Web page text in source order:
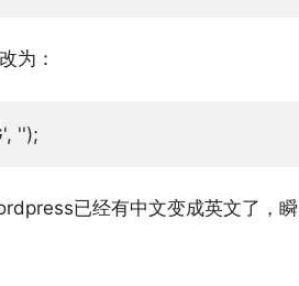
为：
, '');
已经有中文变成英文了，瞬